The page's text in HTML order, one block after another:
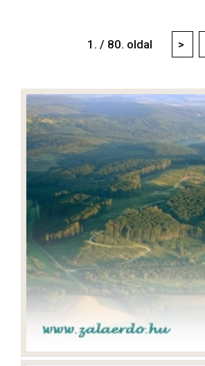
1. / 80. oldal >